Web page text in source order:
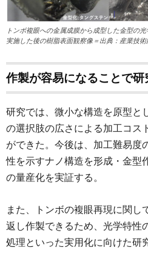
トンボ複眼への金属成膜から成型した金型の
実施した後の樹脂表面観察像＝出典：産業技術
作製が容易になることで研
研究では、微小な構造を原型と
の選択肢の広さによる加工コス
ができた。今後は、加工難易度
性を示すナノ構造を形成・金型
の量産化を実証する。
また、トンボの複眼再現に関し
返し作製できるため、光学特性
処理といった実用化に向けた研